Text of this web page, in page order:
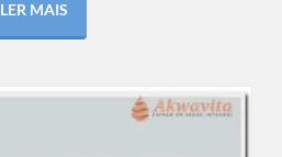
LER MAIS